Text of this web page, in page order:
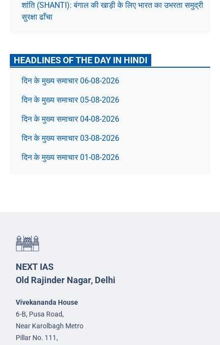
शांति (SHANTI): बंगाल की खाड़ी के लिए भारत का उभरता समुद्री
सुरक्षा ढाँचा
HEADLINES OF THE DAY IN HINDI
दिन के मुख्य समाचार 06-08-2026
दिन के मुख्य समाचार 05-08-2026
दिन के मुख्य समाचार 04-08-2026
दिन के मुख्य समाचार 03-08-2026
दिन के मुख्य समाचार 01-08-2026
NEXT IAS
Old Rajinder Nagar, Delhi
Vivekananda House
6-B, Pusa Road,
Near Karolbagh Metro
Pillar No. 111,